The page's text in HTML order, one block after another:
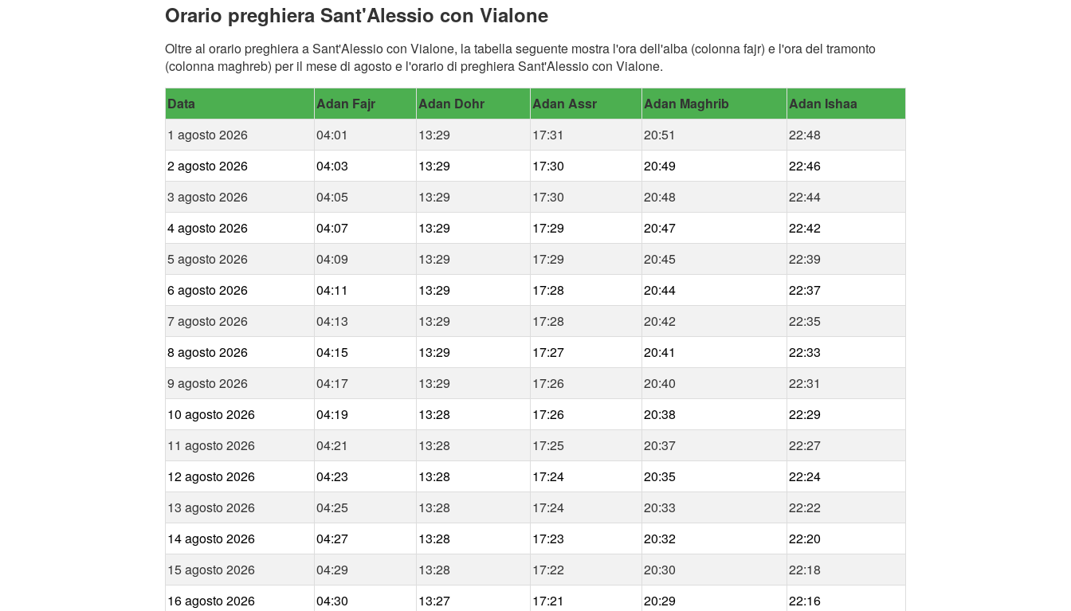
Orario preghiera Sant'Alessio con Vialone
Oltre al orario preghiera a Sant'Alessio con Vialone, la tabella seguente mostra l'ora dell'alba (colonna fajr) e l'ora del tramonto
(colonna maghreb) per il mese di agosto e l'orario di preghiera Sant'Alessio con Vialone.
Data Adan Fajr Adan Dohr Adan Assr Adan Maghrib
Adan Ishaa
1 agosto 2026
04:01 13:29 17:31 20:51
22:48
2 agosto 2026
04:03 13:29 17:30 20:49
22:46
3 agosto 2026
04:05 13:29 17:30 20:48
22:44
4 agosto 2026
04:07 13:29 17:29 20:47
22:42
5 agosto 2026
04:09 13:29 17:29 20:45
22:39
6 agosto 2026
04:11 13:29 17:28 20:44
22:37
7 agosto 2026
04:13 13:29 17:28 20:42
22:35
8 agosto 2026
04:15 13:29 17:27 20:41
22:33
9 agosto 2026
04:17 13:29 17:26 20:40
22:31
10 agosto 2026
04:19 13:28 17:26 20:38
22:29
11 agosto 2026
04:21 13:28 17:25 20:37
22:27
12 agosto 2026
04:23 13:28 17:24 20:35
22:24
13 agosto 2026
04:25 13:28 17:24 20:33
22:22
14 agosto 2026
04:27 13:28 17:23 20:32
22:20
15 agosto 2026
04:29 13:28 17:22 20:30
22:18
16 agosto 2026
04:30 13:27 17:21 20:29
22:16